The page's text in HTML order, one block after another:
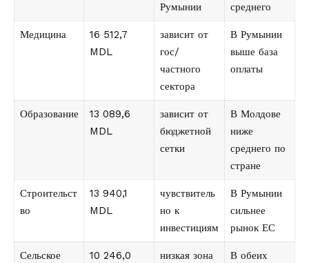
Румынии
среднего
Медицина
16 512,7
MDL
зависит от
гос/
частного
сектора
В Румынии
выше база
оплаты
Образование
13 089,6
MDL
зависит от
бюджетной
сетки
В Молдове
ниже
среднего по
стране
Строительст
во
13 940,1
MDL
чувствитель
но к
инвестициям
В Румынии
сильнее
рынок ЕС
Сельское
10 246,0
низкая зона
В обеих